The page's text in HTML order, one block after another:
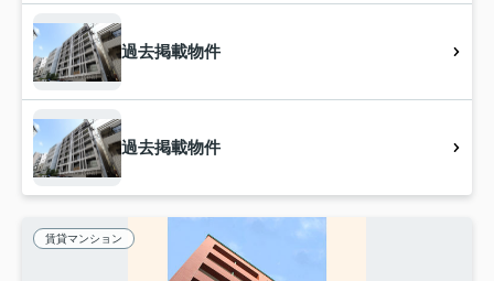
過去掲載物件
過去掲載物件
賃貸マンション